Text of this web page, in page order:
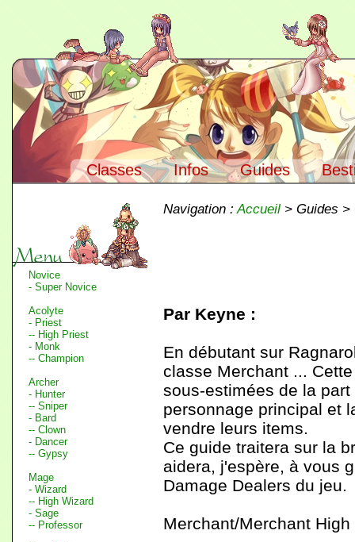
Classes Infos Guides
Novice
- Super Novice
Acolyte
- Priest
-- High Priest
- Monk
-- Champion
Archer
- Hunter
-- Sniper
- Bard
-- Clown
- Dancer
-- Gypsy
Mage
- Wizard
-- High Wizard
- Sage
-- Professor
Navigation :Accueil > Guides >
Par Keyne :
En débutant sur
classe Merchant ...
sous-estimées de la
personnage principal et
vendre leurs items.
Ce guide traitera sur la
aidera, j'espère, à vous
Damage Dealers du jeu.
Merchant/Merchant High